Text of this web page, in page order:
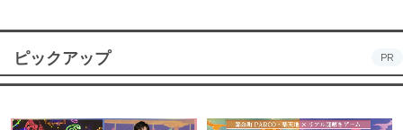
ピックアップ PR